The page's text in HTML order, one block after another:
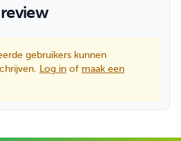
gebruikers kunnen
Log in of maak een